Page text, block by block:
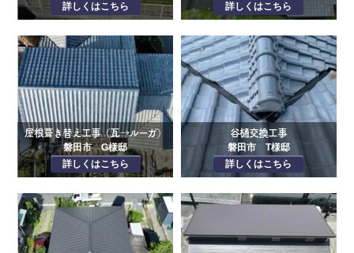
詳しくはこちら
詳しくはこちら
屋根葺き替え工事（瓦→ルーガ）
磐田市 G様邸
詳しくはこちら
谷樋交換工事
磐田市 T様邸
詳しくはこちら